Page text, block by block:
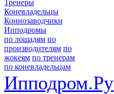
Тренеры
Коневладельцы
Коннозаводчики
Ипподромы
по лошадям по
производителям по
жокеям по тренерам
по коневладельцам
Ипподром.Ру